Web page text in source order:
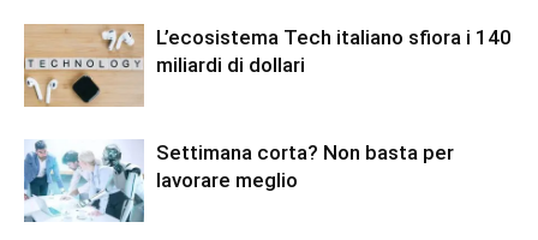
L’ecosistema Tech italiano sfiora i 140
miliardi di dollari
Settimana corta? Non basta per
lavorare meglio